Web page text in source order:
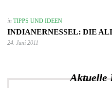
in TIPPS UND IDEEN
INDIANERNESSEL: DIE
24. Juni 2011
Aktuelle